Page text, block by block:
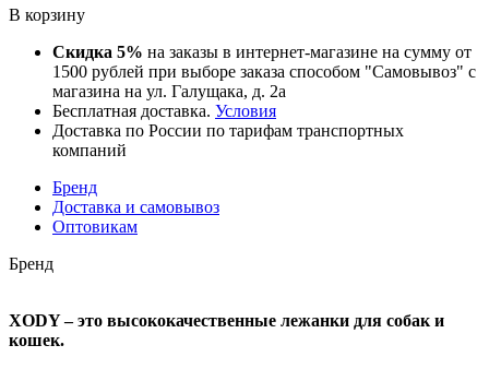
В корзину
Скидка 5% на заказы в интернет-магазине на сумму от
1500 рублей при выборе заказа способом "Самовывоз" с
магазина на ул. Галущака, д. 2а
Бесплатная доставка. Условия
Доставка по России по тарифам транспортных
компаний
Бренд
Доставка и самовывоз
Оптовикам
Бренд
XODY – это высококачественные лежанки для собак и
кошек.